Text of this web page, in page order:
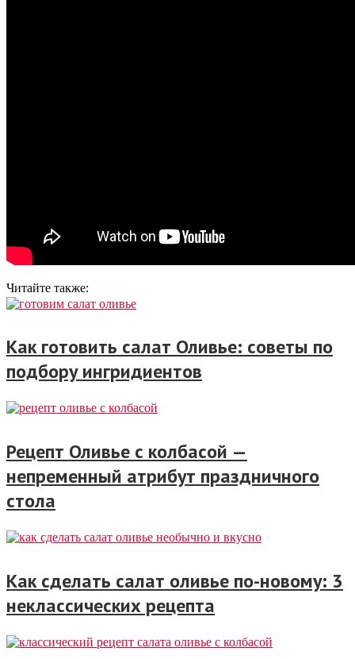
Читайте также:
Как готовить салат Оливье: советы по
подбору ингридиентов
Рецепт Оливье с колбасой —
непременный атрибут праздничного
стола
Как сделать салат оливье по-новому: 3
неклассических рецепта